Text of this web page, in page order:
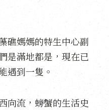
礁媽媽的特生中心副
是滿地都是，現在已
遇到一隻。
向流，螃蟹的生活史